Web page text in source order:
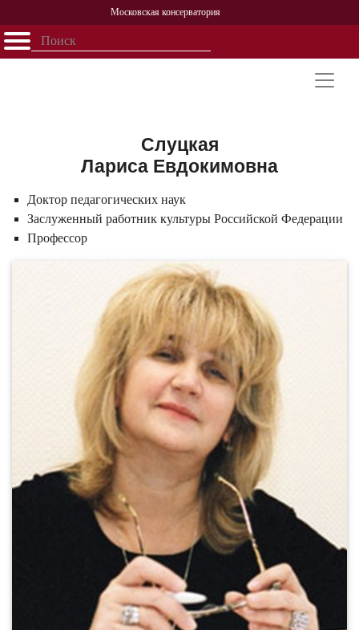
Московская консерватория
Открыть - закрыть
Персоналии
История
Слуцкая
Лариса Евдокимовна
Доктор педагогических наук
Заслуженный работник культуры Российской Федерации
Профессор